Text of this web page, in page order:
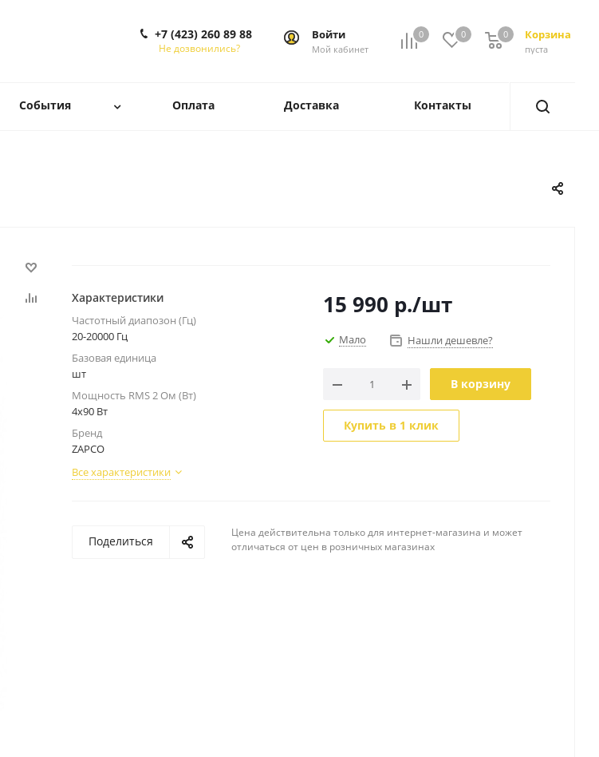
0 0 Корзина
0
пуста
0
Войти
Мой кабинет
+7 (423) 260 89 88
Не дозвонились?
События Оплата Доставка Контакты
Характеристики
Частотный диапозон (Гц)
20-20000 Гц
Базовая единица
шт
Мощность RMS 2 Ом (Вт)
4х90 Вт
Бренд
ZAPCO
Все характеристики
15 990 р./шт
Мало Нашли дешевле?
В корзину
Купить в 1 клик
Поделиться
Цена действительна только для интернет-магазина и может
отличаться от цен в розничных магазинах